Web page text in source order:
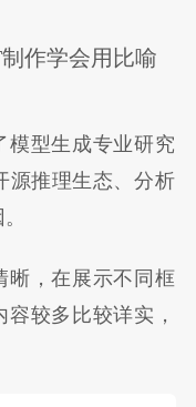
作学会用比喻
模型生成专业研究
源推理生态、分析
晰，在展示不同框
较多比较详实，